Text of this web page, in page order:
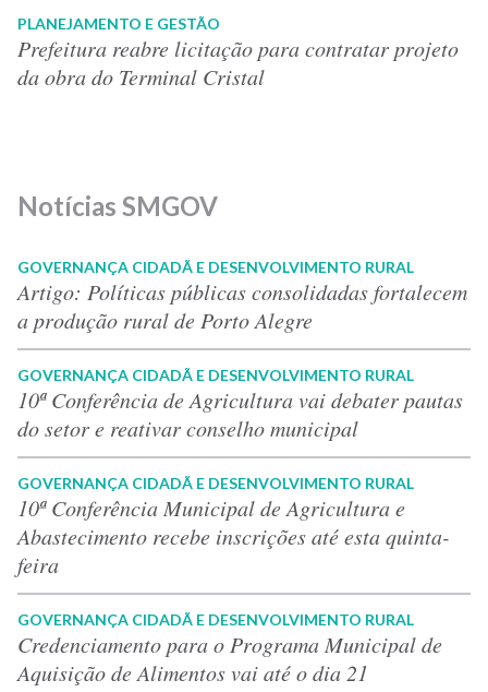
PLANEJAMENTO E GESTÃO
Prefeitura reabre licitação para contratar projeto
da obra do Terminal Cristal
Notícias SMGOV
GOVERNANÇA CIDADÃ E DESENVOLVIMENTO RURAL
Artigo: Políticas públicas consolidadas fortalecem
a produção rural de Porto Alegre
GOVERNANÇA CIDADÃ E DESENVOLVIMENTO RURAL
10ª Conferência de Agricultura vai debater pautas
do setor e reativar conselho municipal
GOVERNANÇA CIDADÃ E DESENVOLVIMENTO RURAL
10ª Conferência Municipal de Agricultura e
Abastecimento recebe inscrições até esta quinta-
feira
GOVERNANÇA CIDADÃ E DESENVOLVIMENTO RURAL
Credenciamento para o Programa Municipal de
Aquisição de Alimentos vai até o dia 21